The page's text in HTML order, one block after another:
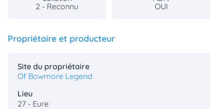
2 - Reconnu
OUI
Propriétaire et producteur
Site du propriétaire
Of Bowmore Legend
Lieu
27 - Eure